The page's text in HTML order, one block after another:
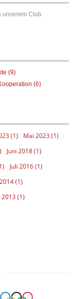
unserem Club
(9)
(6)
(1)
Mai 2023 (1)
Juni 2018 (1)
Juli 2016 (1)
(1)
(1)